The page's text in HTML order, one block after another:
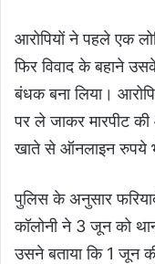
आरोपियों ने पहले एक
फिर विवाद के बहाने
बंधक बना लिया।
पर ले जाकर मारपीट
खाते से ऑनलाइन रुपये
पुलिस के अनुसार
कॉलोनी ने 3 जून को
उसने बताया कि 1 जून